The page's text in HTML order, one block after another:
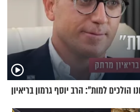
הולכים למות": הרב יוסף גרמון בריאיון